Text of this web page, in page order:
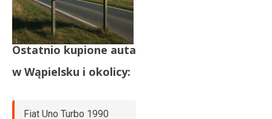
Ostatnio kupione auta
w Wąpielsku i okolicy:
Fiat Uno Turbo 1990